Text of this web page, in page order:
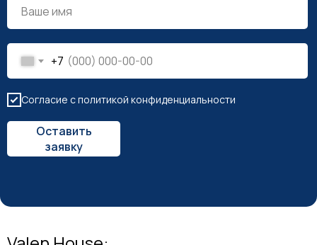
+7
Согласие с политикой конфиденциальности
Оставить
заявку